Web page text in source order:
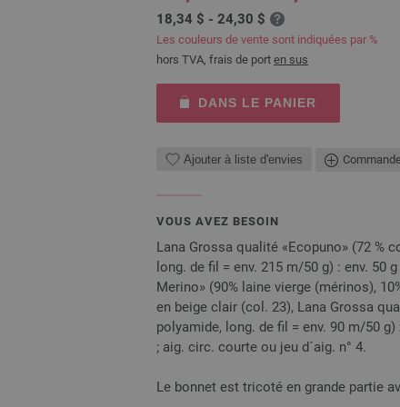
18,34 $ - 24,30 $
Les couleurs de vente sont indiquées par %
hors TVA, frais de port en sus
DANS LE PANIER
Ajouter à liste d'envies
VOUS AVEZ BESOIN
Lana Grossa qualité «Ecopuno» (72 %
long. de fil = env. 215 m/50 g) : env. 50
Merino» (90% laine vierge (mérinos),
en beige clair (col. 23), Lana Grossa
polyamide, long. de fil = env. 90 m/50
; aig. circ. courte ou jeu d´aig. n° 4.
Le bonnet est tricoté en grande partie